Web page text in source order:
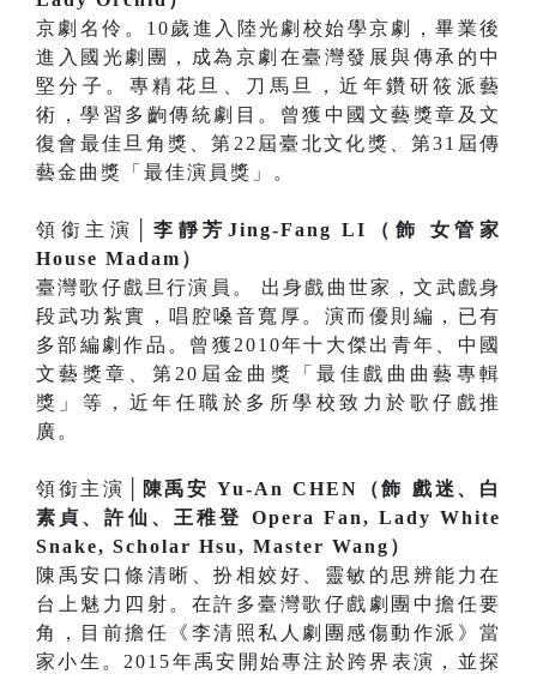
京劇名伶。10歲進入陸光劇校始學京劇，畢業後
進入國光劇團，成為京劇在臺灣發展與傳承的中
堅分子。專精花旦、刀馬旦，近年鑽研筱派藝
術，學習多齣傳統劇目。曾獲中國文藝獎章及文
復會最佳旦角獎、第22屆臺北文化獎、第31屆傳
藝金曲獎「最佳演員獎」。
領銜主演│
李靜芳Jing-Fang LI（飾 女管家
House Madam）
臺灣歌仔戲旦行演員。 出身戲曲世家，文武戲身
段武功紮實，唱腔嗓音寬厚。演而優則編，已有
多部編劇作品。曾獲2010年十大傑出青年、中國
文藝獎章、第20屆金曲獎「最佳戲曲曲藝專輯
獎」等，近年任職於多所學校致力於歌仔戲推
廣。
領銜主演│
陳禹安 Yu-An CHEN（飾 戲迷、白
素貞、許仙、王稚登 Opera Fan, Lady White
Snake, Scholar Hsu, Master Wang）
陳禹安口條清晰、扮相姣好、靈敏的思辨能力在
台上魅力四射。在許多臺灣歌仔戲劇團中擔任要
角，目前擔任《李清照私人劇團感傷動作派》當
家小生。2015年禹安開始專注於跨界表演，並探